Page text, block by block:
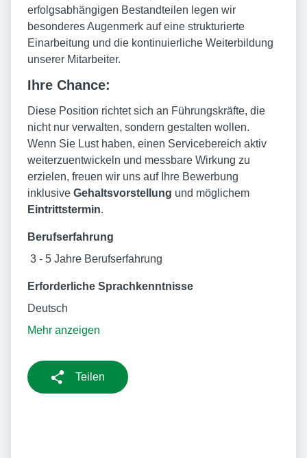
erfolgsabhängigen Bestandteilen legen wir
besonderes Augenmerk auf eine strukturierte
Einarbeitung und die kontinuierliche Weiterbildung
unserer Mitarbeiter.
Ihre Chance:
Diese Position richtet sich an Führungskräfte, die
nicht nur verwalten, sondern gestalten wollen.
Wenn Sie Lust haben, einen Servicebereich aktiv
weiterzuentwickeln und messbare Wirkung zu
erzielen, freuen wir uns auf Ihre Bewerbung
inklusive Gehaltsvorstellung und möglichem
Eintrittstermin.
Berufserfahrung
3 - 5 Jahre Berufserfahrung
Erforderliche Sprachkenntnisse
Deutsch
Mehr anzeigen
Teilen